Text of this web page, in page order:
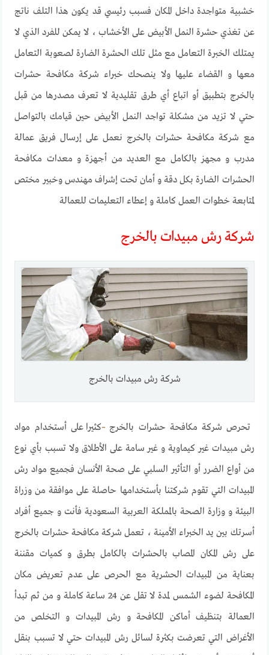
خشبية متواجدة داخل المكان فسبب رئيسي قد يكون هذا التلف ناتج
عن تغذي حشرة النمل الأبيض على الأخشاب ، لا يمكن للفرد الذي لا
يمتلك الخبرة التعامل مع مثل تلك الحشرة الضارة لصعوبة التعامل
معها و القضاء عليها ولا ينصحك خبراء شركة مكافحة حشرات
بالخرج بتطبيق أو اتباع أي طرق تقليدية لا تعرف مصدرها من قبل
حتي لا تزيد من مشكلة تواجد النمل الأبيض حين قيامك بالتواصل
مع شركة مكافحة حشرات بالخرج نعمل على إرسال فريق عمالة
مدرب و مجهز بالكامل مع العديد من أجهزة و معدات مكافحة
الحشرات الضارة بكل دقة و أمان تحت إشراف مهندس وخبير مختص
لمتابعة خطوات العمل كاملة و إعطاء التعليمات للعمالة
شركة رش مبيدات بالخرج
شركة رش مبيدات بالخرج
تحرص شركة مكافحة حشرات بالخرج –كثيرا على أستخدام مواد
رش مبيدات غير كيماوية و غير سامة على الأطلاق ولا تسبب بأي نوع
من أواع الضرر أو التأثير السلبي على صحة الأنسان فجميع مواد رش
المبيدات التي تقوم شركتنا بأستخدامها حاصلة على موافقة من وزراة
البيئة و وزارة الصحة بالمملكة العربية السعودية فأنت و جميع أفراد
أسرتك بين يد الخبراء الأمينة ، تعمل شركة مكافحة حشرات بالخرج
على رش المكان المصاب بالحشرات بالكامل بطرق و كميات مقننة
بعناية من المبيدات الحشرية مع الحرص على عدم تعريض مكان
المكافحة لضوء الشمس لمدة لا تقل عن 24 ساعة كاملة و من ثم تبدأ
العمالة بتنظيف أماكن المكافحة و رش المبيدات و التخلص من
الأغراض التي تعرضت بكثرة لسائل رش المبيدات حتي لا تسبب بنقل